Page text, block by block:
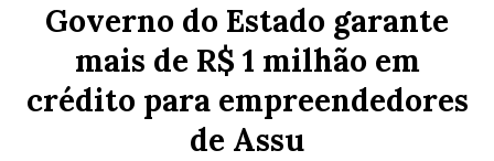
Governo do Estado garante
mais de R$ 1 milhão em
crédito para empreendedores
de Assu